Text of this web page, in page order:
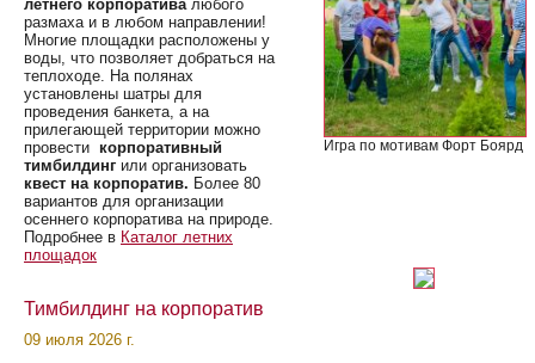
Игра по мотивам Форт Боярд
летнего корпоративалюбого
размаха и в любом направлении!
Многие площадки расположены у
воды, что позволяет добраться на
теплоходе. На полянах
установлены шатры для
проведения банкета, а на
прилегающей территории можно
провести корпоративный
тимбилдинг или организовать
квест на корпоратив. Более 80
вариантов для организации
осеннего корпоратива на природе.
Подробнее в Каталог летних
площадок
Тимбилдинг на корпоратив
09 июля 2026 г.